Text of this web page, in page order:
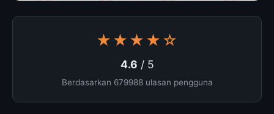
★★★★☆
4.6 / 5
Berdasarkan 679988 ulasan pengguna